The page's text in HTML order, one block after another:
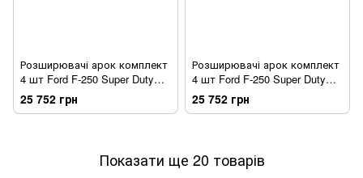
Розширювачі арок комплект
4 шт Ford F-250 Super Duty
2008-2010 Forge-style чорний
Bushwacker 28313-08
25 752 грн
Розширювачі арок комплект
4 шт Ford F-250 Super Duty
2011-2016 Forge-style чорний
Bushwacker 28314-08
25 752 грн
Показати ще 20 товарів